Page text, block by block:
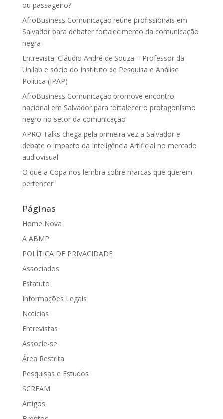
ou passageiro?
AfroBusiness Comunicação reúne profissionais em
Salvador para debater fortalecimento da comunicação
negra
Entrevista: Cláudio André de Souza – Professor da
Unilab e sócio do Instituto de Pesquisa e Análise
Política (IPAP)
AfroBusiness Comunicação promove encontro
nacional em Salvador para fortalecer o protagonismo
negro no setor da comunicação
APRO Talks chega pela primeira vez a Salvador e
debate o impacto da Inteligência Artificial no mercado
audiovisual
O que a Copa nos lembra sobre marcas que querem
pertencer
Páginas
Home Nova
A ABMP
POLÍTICA DE PRIVACIDADE
Associados
Estatuto
Informações Legais
Notícias
Entrevistas
Associe-se
Área Restrita
Pesquisas e Estudos
SCREAM
Artigos